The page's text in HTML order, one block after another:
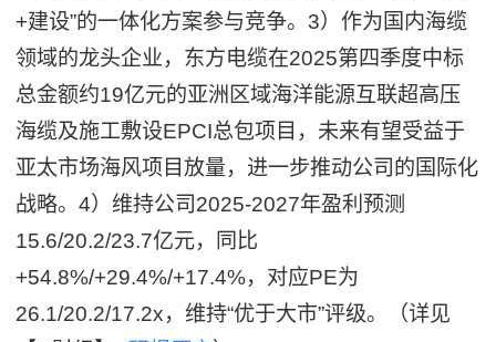
+建设”的一体化方案参与竞争。3）作为国内海缆
领域的龙头企业，东方电缆在2025第四季度中标
总金额约19亿元的亚洲区域海洋能源互联超高压
海缆及施工敷设EPCI总包项目，未来有望受益于
亚太市场海风项目放量，进一步推动公司的国际化
战略。4）维持公司2025-2027年盈利预测
15.6/20.2/23.7亿元，同比
+54.8%/+29.4%/+17.4%，对应PE为
26.1/20.2/17.2x，维持“优于大市”评级。（详见